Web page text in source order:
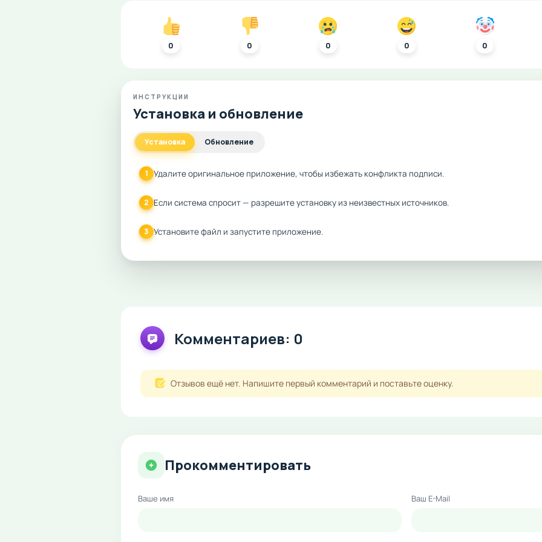
0 0 0 0 0
ИНСТРУКЦИИ
Установка и обновление
Установка Обновление
1 Удалите оригинальное приложение, чтобы избежать конфликта подписи.
2 Если система спросит — разрешите установку из неизвестных источников.
3 Установите файл и запустите приложение.
Комментариев: 0
Отзывов ещё нет. Напишите первый комментарий и поставьте оценку.
Прокомментировать
Ваше имя Ваш E-Mail